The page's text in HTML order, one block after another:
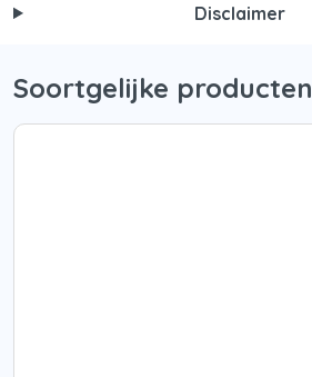
Disclaimer
Soortgelijke producten